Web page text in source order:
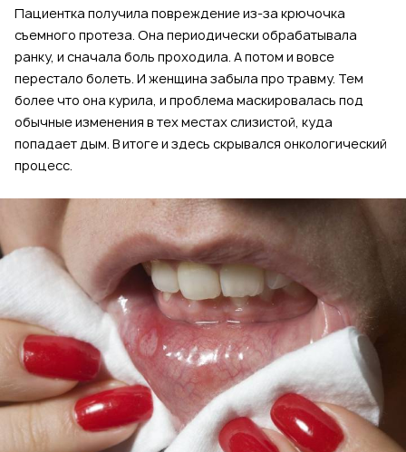
Пациентка получила повреждение из-за крючочка
съемного протеза. Она периодически обрабатывала
ранку, и сначала боль проходила. А потом и вовсе
перестало болеть. И женщина забыла про травму. Тем
более что она курила, и проблема маскировалась под
обычные изменения в тех местах слизистой, куда
попадает дым. В итоге и здесь скрывался онкологический
процесс.